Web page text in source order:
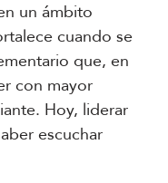
un ámbito
cuando se
que, en
con mayor
Hoy, liderar
escuchar